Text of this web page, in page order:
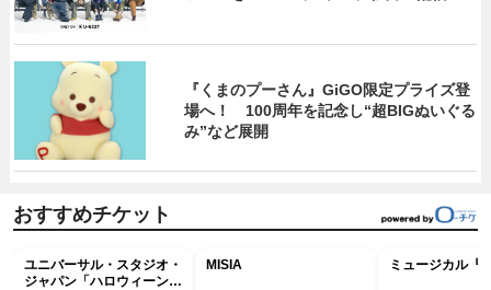
『くまのプーさん』GiGO限定プライズ登
場へ！ 100周年を記念し“超BIGぬいぐる
み”など展開
おすすめチケット
ユニバーサル・スタジオ・
ジャパン「ハロウィーン・
MISIA ミュージカル『